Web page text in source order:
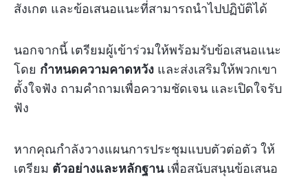
สังเกต และข้อเสนอแนะที่สามารถนำไปปฏิบัติได้
นอกจากนี้ เตรียมผู้เข้าร่วมให้พร้อมรับข้อเสนอแนะ
โดย กำหนดความคาดหวัง และส่งเสริมให้พวกเขา
ตั้งใจฟัง ถามคำถามเพื่อความชัดเจน และเปิดใจรับ
ฟัง
หากคุณกำลังวางแผนการประชุมแบบตัวต่อตัว ให้
เตรียม ตัวอย่างและหลักฐานเพื่อสนับสนุนข้อเสนอ